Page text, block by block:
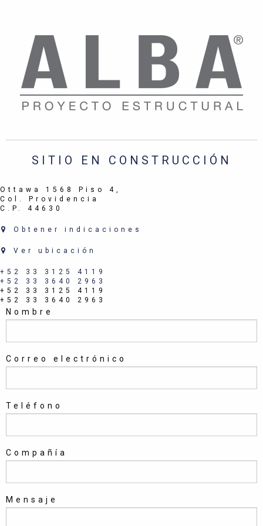
SITIO EN CONSTRUCCIÓN
Ottawa 1568 Piso 4,
Col. Providencia
C.P. 44630
Obtener indicaciones
Ver ubicación
+52 33 3125 4119
+52 33 3640 2963
+52 33 3125 4119
+52 33 3640 2963
Nombre
Correo electrónico
Teléfono
Compañía
Mensaje